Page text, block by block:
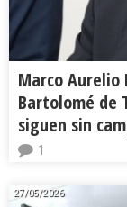
Marco Aurelio
Bartolomé de
siguen sin
1
27/05/2026